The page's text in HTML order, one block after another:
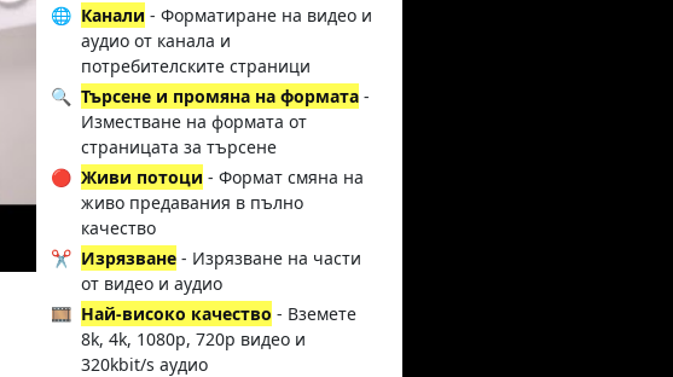
🌐 Канали - Форматиране на видео и
аудио от канала и
потребителските страници
🔍 Търсене и промяна на формата -
Изместване на формата от
страницата за търсене
🔴 Живи потоци - Формат смяна на
живо предавания в пълно
качество
✂️ Изрязване - Изрязване на части
от видео и аудио
🎞️ Най-високо качество - Вземете
8k, 4k, 1080p, 720p видео и
320kbit/s аудио